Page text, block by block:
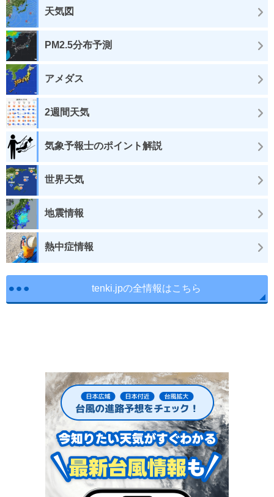
天気図
PM2.5分布予測
アメダス
2週間天気
気象予報士のポイント解説
世界天気
地震情報
熱中症情報
tenki.jpの全情報はこちら